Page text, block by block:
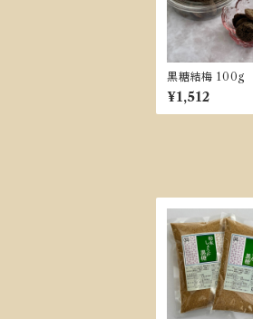
黒糖結梅 100g
¥1,512